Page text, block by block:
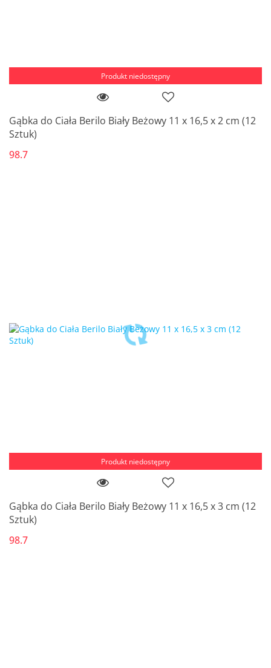
Produkt niedostępny
Gąbka do Ciała Berilo Biały Beżowy 11 x 16,5 x 2 cm (12
Sztuk)
98.7
Produkt niedostępny
Gąbka do Ciała Berilo Biały Beżowy 11 x 16,5 x 3 cm (12
Sztuk)
98.7